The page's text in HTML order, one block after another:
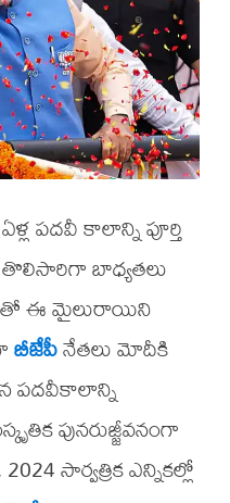
పదవీ కాలాన్ని పూర్తి
తొలిసారిగా బాధ్యతలు
ఈ మైలురాయిని
బీజేపీనేతలు మోదీకి
పదవీకాలాన్ని
పునరుజ్జీవనంగా
సార్వత్రిక ఎన్నికల్లో